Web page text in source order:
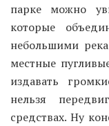
парке можно
которые
небольшими
местные
издавать
нельзя
средствах. Ну